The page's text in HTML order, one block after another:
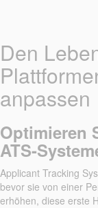
Den
anpassen
Optimieren
ATS-
Applicant Tracking
bevor sie von einer
erhöhen, diese erste